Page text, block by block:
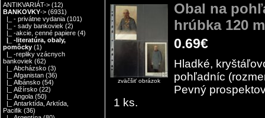
ANTIKVARIÁT-> (12)
BANKOVKY-> (6931)
|_ - privátne vydania (101)
|_ - sady bankoviek (2)
|_ -akcie, cenné papiere (4)
|_ -literatúra, obaly,
pomôcky (1)
|_ -repliky vzácnych
bankoviek (62)
|_ Abcházsko (3)
|_ Afganistan (36)
|_ Albánsko (54)
|_ Alžírsko (22)
|_ Angola (50)
|_ Antarktída, Arktída,
Pacifik (36)
zväčšiť obrázok
Obal na
hrúbka 120
0.69€
Hladké,
pohľadníc
Pevný
1 ks.